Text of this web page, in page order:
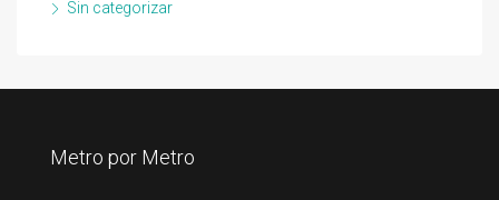
Sin categorizar
Metro por Metro